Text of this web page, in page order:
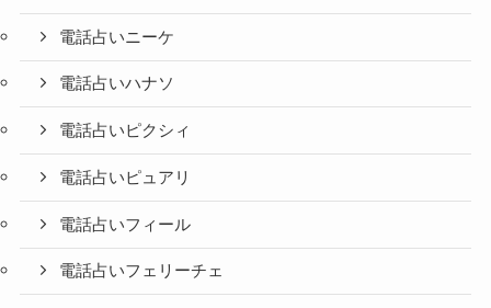
電話占いニーケ
電話占いハナソ
電話占いピクシィ
電話占いピュアリ
電話占いフィール
電話占いフェリーチェ